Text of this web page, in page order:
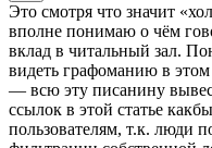
Это смотря что значит
вполне понимаю о чём
вклад в читальный зал.
видеть графоманию в
— всю эту писанину
ссылок в этой статье
пользователям, т.к. люди